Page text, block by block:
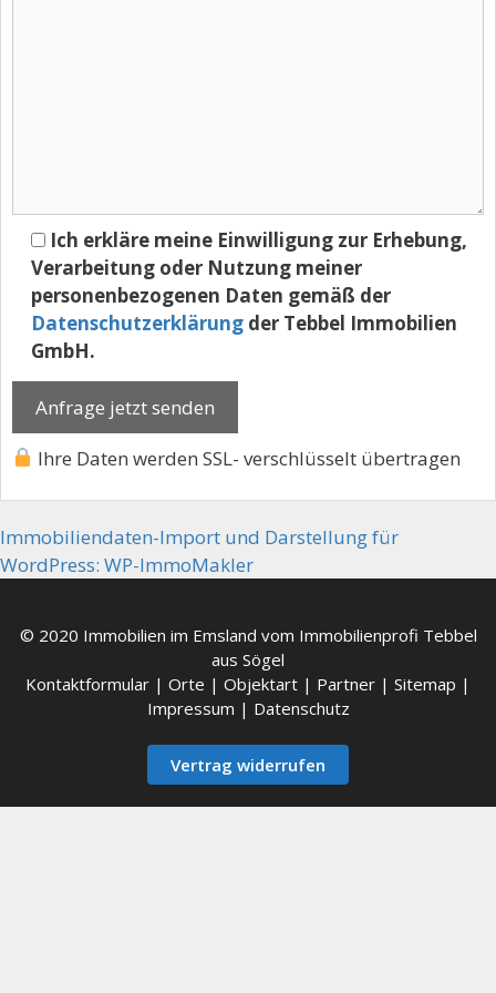
Ich erkläre meine Einwilligung zur Erhebung,
Verarbeitung oder Nutzung meiner
personenbezogenen Daten gemäß der
Datenschutzerklärung der Tebbel Immobilien
GmbH.
Ihre Daten werden SSL- verschlüsselt übertragen
Immobiliendaten-Import und Darstellung für
WordPress: WP-ImmoMakler
© 2020 Immobilien im Emsland vom Immobilienprofi Tebbel
aus Sögel
Kontaktformular | Orte | Objektart | Partner | Sitemap |
Impressum | Datenschutz
Vertrag widerrufen